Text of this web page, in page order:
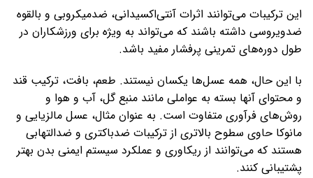
این ترکیبات می‌توانند اثرات آنتی‌اکسیدانی، ضدمیکروبی و بالقوه
ضدویروسی داشته باشند که می‌تواند به ویژه برای ورزشکاران در
طول دوره‌های تمرینی پرفشار مفید باشد.
با این حال، همه عسل‌ها یکسان نیستند. طعم، بافت، ترکیب قند
و محتوای آنها بسته به عواملی مانند منبع گل، آب و هوا و
روش‌های فرآوری متفاوت است. به عنوان مثال، عسل مالزیایی و
مانوکا حاوی سطوح بالاتری از ترکیبات ضدباکتری و ضدالتهابی
هستند که می‌توانند از ریکاوری و عملکرد سیستم ایمنی بدن بهتر
پشتیبانی کنند.